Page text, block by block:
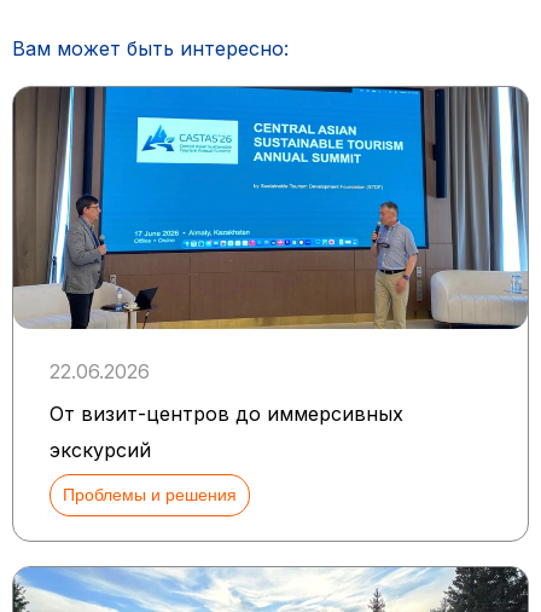
Вам может быть интересно:
22.06.2026
От визит-центров до иммерсивных
экскурсий
Проблемы и решения